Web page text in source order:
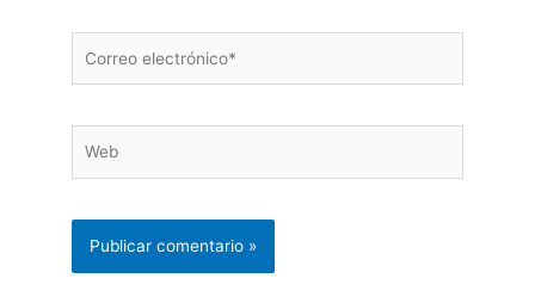
electrónico*